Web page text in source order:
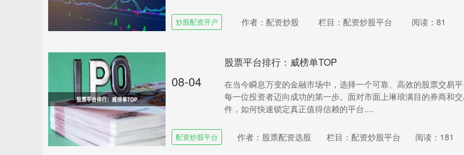
炒股配资开户 作者：配资炒股 栏目：配资炒股平台 阅读：81
08-04
股票平台排行：威榜单TOP
在当今瞬息万变的金融市场中，选择一个可靠、高效的股票交易
每一位投资者迈向成功的第一步。面对市面上琳琅满目的券商和
件，如何快速锁定真正值得信赖的平台....
配资炒股平台 作者：股票配资选股 栏目：配资炒股平台 阅读：181